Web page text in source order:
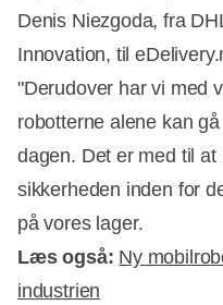
Denis Niezgoda, fra
Innovation, til
"Derudover har vi med
robotterne alene kan
dagen. Det er med til
sikkerheden inden for
på vores lager.
Læs også: Ny
industrien